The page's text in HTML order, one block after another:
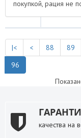
покупкой, рация не
|< < 88 89
96
качества на